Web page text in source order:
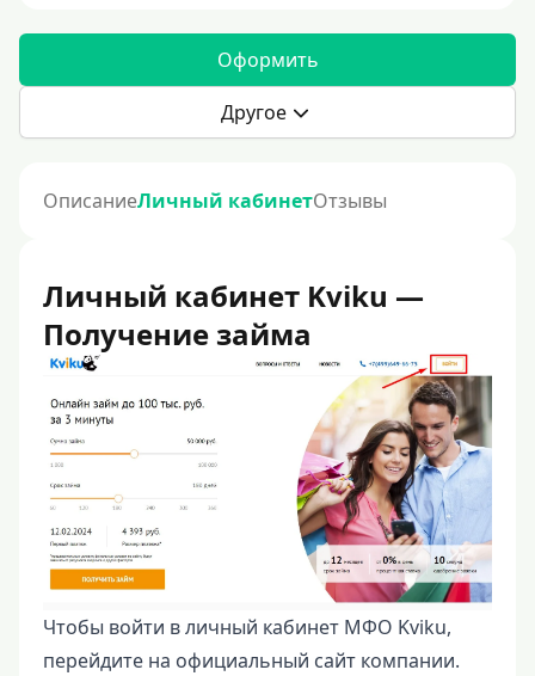
Оформить
Другое
ОписаниеЛичный кабинетОтзывы
Личный кабинет Kviku —
Получение займа
Чтобы войти в личный кабинет МФО Kviku,
перейдите на официальный сайт компании.